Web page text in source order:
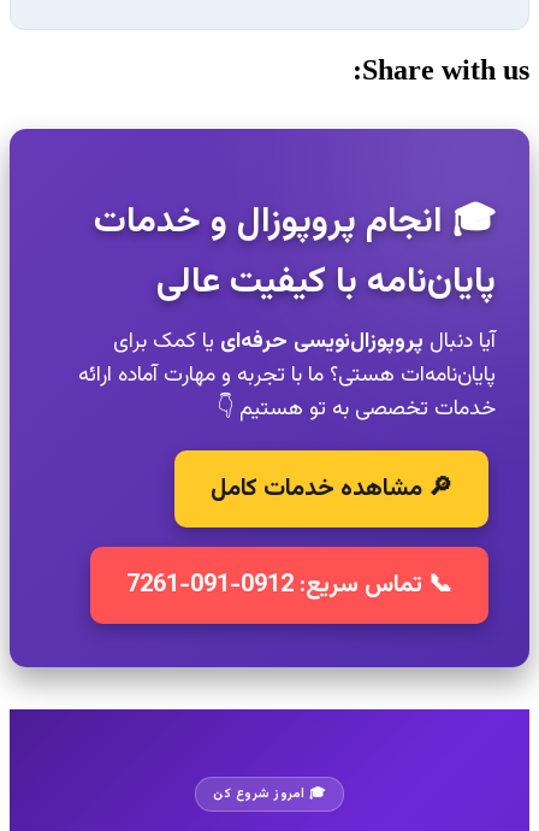
Share with us:
🎓 انجام پروپوزال و خدمات
پایان‌نامه با کیفیت عالی
آیا دنبال پروپوزال‌نویسی حرفه‌ای یا کمک برای
پایان‌نامه‌ات هستی؟ ما با تجربه و مهارت آماده ارائه
خدمات تخصصی به تو هستیم 👇
🔎 مشاهده خدمات کامل
📞 تماس سریع: 0912-091-7261
🎓 امروز شروع کن